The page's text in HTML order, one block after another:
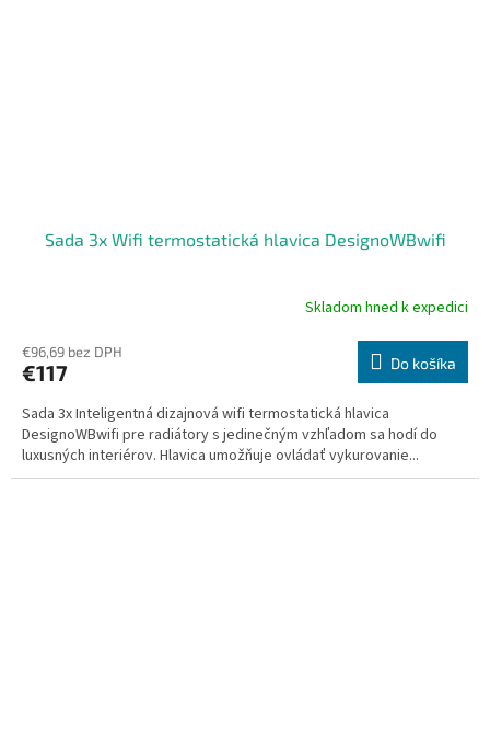
Sada 3x Wifi termostatická hlavica DesignoWBwifi
produktu
je
z
5
hviezdičiek.
Skladom hned k expedici
€96,69 bez DPH
€117 Do košíka
Sada 3x Inteligentná dizajnová wifi termostatická hlavica
DesignoWBwifi pre radiátory s jedinečným vzhľadom sa hodí do
luxusných interiérov. Hlavica umožňuje ovládať vykurovanie...